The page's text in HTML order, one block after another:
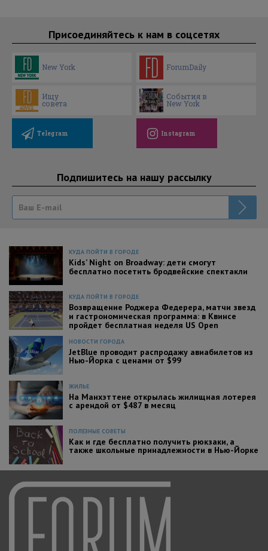
Присоединяйтесь к нам в соцсетях
New York ForumDaily
Ищу
совета
События в
New York
Telegram Instagram
Подпишитесь на нашу рассылку
КУДА ПОЙТИ В ГОРОДЕ
Kids’ Night on Broadway: дети смогут
бесплатно посетить бродвейские спектакли
КУДА ПОЙТИ В ГОРОДЕ
Возвращение Роджера Федерера, матчи звезд
и гастрономическая программа: в Квинсе
пройдет бесплатная неделя US Open
ЖИЛЬЕ
На Манхэттене открылась жилищная лотерея
с арендой от $487 в месяц
НОВОСТИ ГОРОДА
JetBlue проводит распродажу авиабилетов из
Нью-Йорка с ценами от $99
ПОЛЕЗНЫЕ СОВЕТЫ
Как и где бесплатно получить рюкзаки, а
также школьные принадлежности в Нью-Йорке